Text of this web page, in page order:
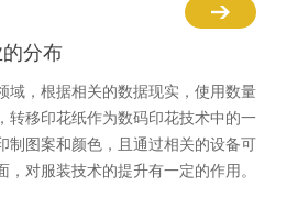
分布
域，根据相关的数据现实，使用数量
转移印花纸作为数码印花技术中的一
制图案和颜色，且通过相关的设备可
，对服装技术的提升有一定的作用。